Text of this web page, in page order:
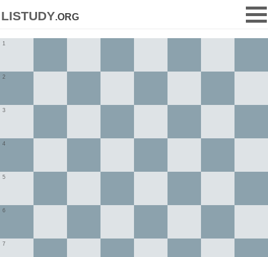
listudy.org
1
2
3
4
5
6
7